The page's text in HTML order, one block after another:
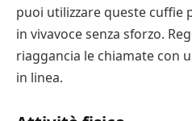
puoi utilizzare queste cuffie
in vivavoce senza sforzo.
riaggancia le chiamate con
in linea.